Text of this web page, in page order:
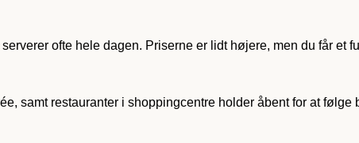
ofte hele dagen. Priserne er lidt højere, men du får et
samt restauranter i shoppingcentre holder åbent for at